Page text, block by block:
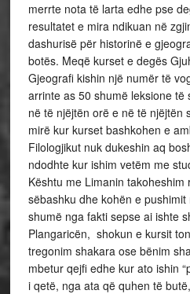
merrte nota të larta edhe pse
resultatet e mira ndikuan në
dashurisë për historinë e
botës. Meqë kurset e degës
Gjeografi kishin një numër të
arrinte as 50 shumë leksione të
në të njëjtën orë e në të njëjtën
mirë kur kurset bashkohen e
Filologjikut nuk dukeshin aq
ndodhte kur ishim vetëm me
Kështu me Limanin
sëbashku dhe kohën e
shumë nga fakti sepse ai ishte
Plangaricën, shokun e kursit
tregonim shakara ose bënim
mbetur qejfi edhe kur ato ishin
i qetë, nga ata që quhen të